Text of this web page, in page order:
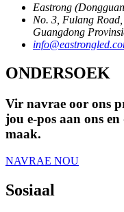
Eastrong
No. 3, Fulang
Guangdong
ONDERSOEK
Vir navrae oor ons
jou e-pos aan ons
maak.
NAVRAE NOU
Sosiaal